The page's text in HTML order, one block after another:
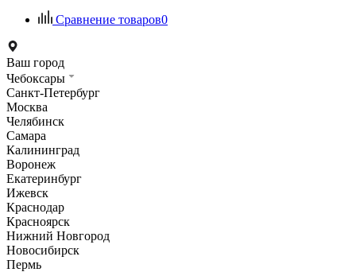
Сравнение товаров0
Ваш город
Чебоксары
Санкт-Петербург
Москва
Челябинск
Самара
Калининград
Воронеж
Екатеринбург
Ижевск
Краснодар
Красноярск
Нижний Новгород
Новосибирск
Пермь